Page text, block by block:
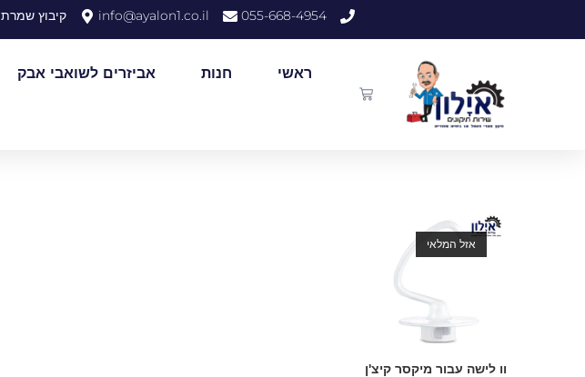
055-668-4954
info@ayalon1.co.il קיבוץ שמרת
ראשי חנות אביזרים לשואבי אבק
אזל המלאי
וו לישה עבור מיקסר קיצ'ן